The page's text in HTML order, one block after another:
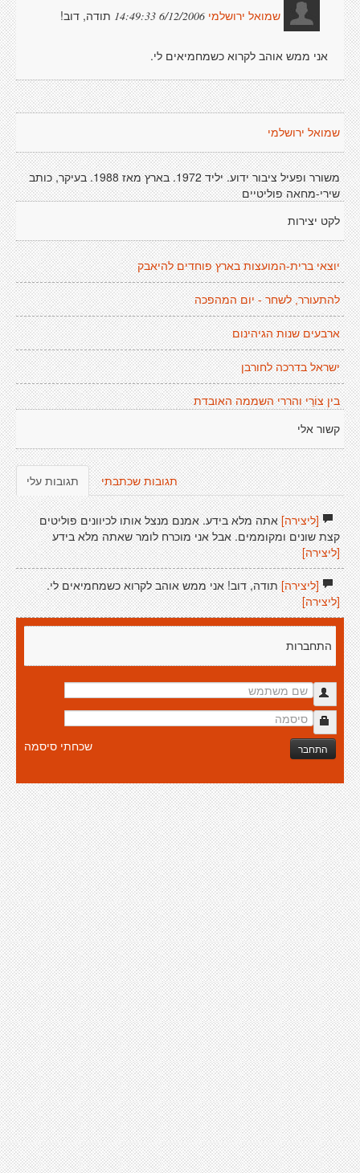
שמואל ירושלמי 6/12/2006 14:49:33 תודה, דוב!
אני ממש אוהב לקרוא כשמחמיאים לי.
שמואל ירושלמי
משורר ופעיל ציבור ידוע. יליד 1972. בארץ מאז 1988. בעיקר, כותב
שירי-מחאה פוליטיים
לקט יצירות
יוצאי ברית-המועצות בארץ פוחדים להיאבק
להתעורר, לשחר - יום המהפכה
ארבעים שנות הגיהינום
ישראל בדרכה לחורבן
בין צוֹרֵי והררי השממה האובדת
קשור אלי
תגובות עלי תגובות שכתבתי
[ליצירה]אתה מלא בידע. אמנם מנצל אותו לכיוונים פוליטים
קצת שונים ומקוממים. אבל אני מוכרח לומר שאתה מלא בידע
[ליצירה]
[ליצירה]תודה, דוב! אני ממש אוהב לקרוא כשמחמיאים לי.
[ליצירה]
התחברות
התחבר שכחתי סיסמה